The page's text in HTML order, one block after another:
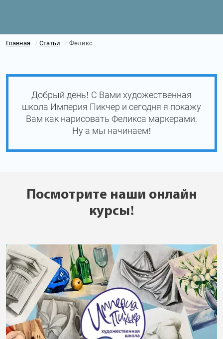
Главная / Статьи / Феликс
Добрый день! С Вами художественная
школа Империя Пикчер и сегодня я покажу
Вам как нарисовать Феликса маркерами.
Ну а мы начинаем!
Посмотрите наши онлайн
курсы!